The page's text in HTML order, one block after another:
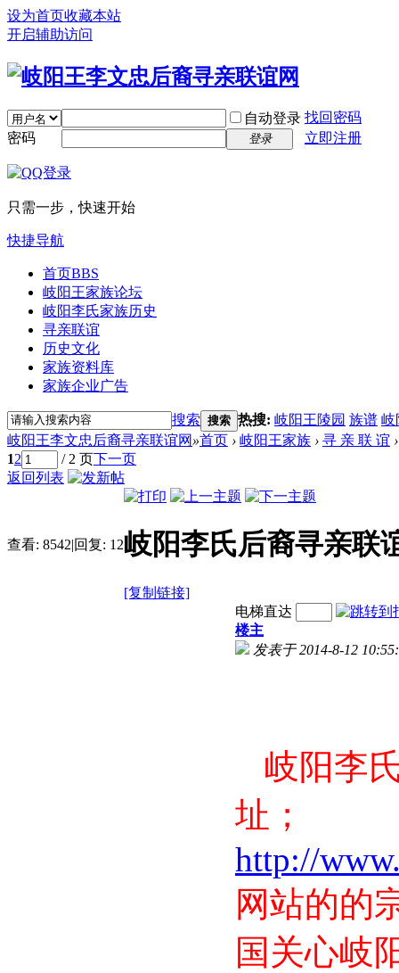
设为首页收藏本站
开启辅助访问
自动登录 找回密码
密码
登录 立即注册
只需一步，快速开始
快捷导航
首页BBS
岐阳王家族论坛
岐阳李氏家族历史
寻亲联谊
历史文化
家族资料库
家族企业广告
搜索 搜索 热搜: 岐阳王陵园 族谱 岐
岐阳王李文忠后裔寻亲联谊网 »首页 › 岐阳王家族 › 寻 亲 联 谊 ›
12 / 2 页下一页
返回列表
查看: 8542|回复: 12岐阳李氏后裔寻亲联
[复制链接]
电梯直达
楼主
发表于 2014-8-12
岐阳李
址；
http://
网站的的
国关心岐